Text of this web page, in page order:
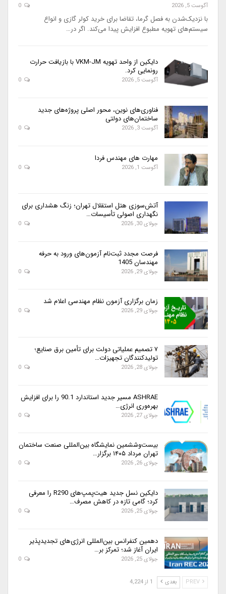
آگوست 5, 2026
با نزدیک‌شدن به فصل گرما، تقاضا برای خرید کولر گازی و انواع
سیستم‌های تهویه مطبوع افزایش پیدا می‌کند. اگر در…
دایکین از واحد تهویه VKM-JM با بازیافت حرارت
رونمایی کرد.
آگوست 5, 2026
فناوری‌های نوین، محور اصلی پروژه‌های جدید
ساختمان‌های دولتی
آگوست 3, 2026
مهارت های مهندس فردا
آگوست 1, 2026
آتش‌سوزی هتل استقلال تهران؛ زنگ هشداری برای
نگهداری اصولی تأسیسات…
جولای 30, 2026
فرصت مجدد ثبت‌نام آزمون‌های ورود به حرفه
مهندسان 1405
جولای 29, 2026
زمان برگزاری آزمون نظام مهندسی اعلام شد
جولای 29, 2026
۷ تصمیم عملیاتی دولت برای تأمین برق صنایع؛
تولیدکنندگان تجهیزات…
جولای 28, 2026
ASHRAE مسیر جدید استاندارد 90.1 را برای افزایش
بهره‌وری انرژی…
جولای 27, 2026
بیست‌وششمین نمایشگاه بین‌المللی صنعت ساختمان
تهران مرداد ۱۴۰۵ برگزار…
جولای 26, 2026
دایکین نسل جدید هیت‌پمپ‌های R290 را معرفی
کرد؛ گامی تازه در کاهش مصرف…
جولای 25, 2026
دهمین کنفرانس بین‌المللی انرژی‌های تجدیدپذیر
ایران آغاز شد؛ تمرکز بر…
جولای 25, 2026
بعدی 1 از 4,224